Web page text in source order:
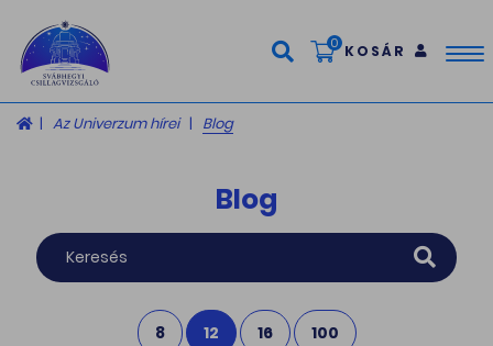
0 KOSÁR
Az Univerzum hírei Blog
Blog
8 12 16 100